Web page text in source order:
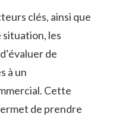
clés, ainsi que
situation, les
de⁣
à ‌un
Cette
de prendre⁢